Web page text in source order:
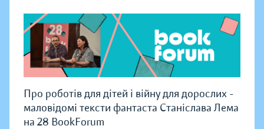
Про роботів для дітей і війну для дорослих -
маловідомі тексти фантаста Станіслава Лема
на 28 BookForum